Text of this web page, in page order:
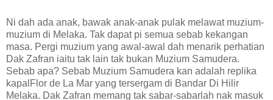
Ni dah ada anak, bawak anak-anak pulak melawat muzium-
muzium di Melaka. Tak dapat pi semua sebab kekangan
masa. Pergi muzium yang awal-awal dah menarik perhatian
Dak Zafran iaitu tak lain tak bukan Muzium Samudera.
Sebab apa? Sebab Muzium Samudera kan adalah replika
kapalFlor de La Mar yang tersergam di Bandar Di Hilir
Melaka. Dak Zafran memang tak sabar-sabarlah nak masuk